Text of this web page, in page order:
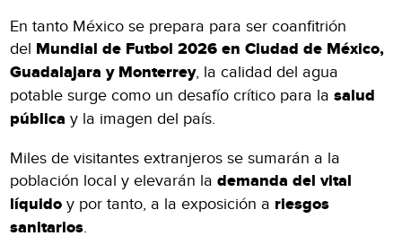
En tanto México se prepara para ser coanfitrión
del Mundial de Futbol 2026 en Ciudad de México,
Guadalajara y Monterrey, la calidad del agua
potable surge como un desafío crítico para la salud
pública y la imagen del país.
Miles de visitantes extranjeros se sumarán a la
población local y elevarán la demanda del vital
líquido y por tanto, a la exposición a riesgos
sanitarios.